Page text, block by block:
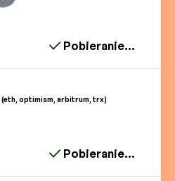
Pobieranie...
(eth, optimism, arbitrum, trx)
Pobieranie...